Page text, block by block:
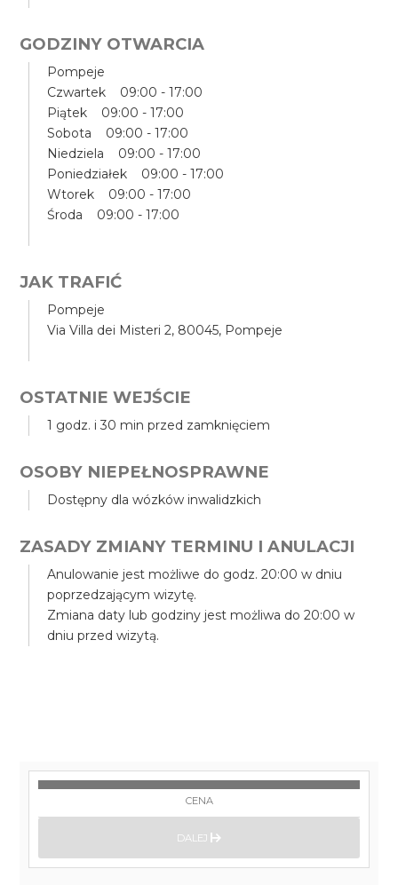
GODZINY OTWARCIA
Pompeje
Czwartek 09:00 - 17:00
Piątek 09:00 - 17:00
Sobota 09:00 - 17:00
Niedziela 09:00 - 17:00
Poniedziałek 09:00 - 17:00
Wtorek 09:00 - 17:00
Środa 09:00 - 17:00
JAK TRAFIĆ
Pompeje
Via Villa dei Misteri 2, 80045, Pompeje
OSTATNIE WEJŚCIE
1 godz. i 30 min przed zamknięciem
OSOBY NIEPEŁNOSPRAWNE
Dostępny dla wózków inwalidzkich
ZASADY ZMIANY TERMINU I ANULACJI
Anulowanie jest możliwe do godz. 20:00 w dniu
poprzedzającym wizytę.
Zmiana daty lub godziny jest możliwa do 20:00 w
dniu przed wizytą.
CENA
DALEJ